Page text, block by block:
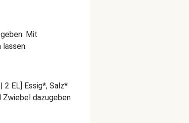
Mit
lassen.
2 EL] Essig*, Salz*
dazugeben